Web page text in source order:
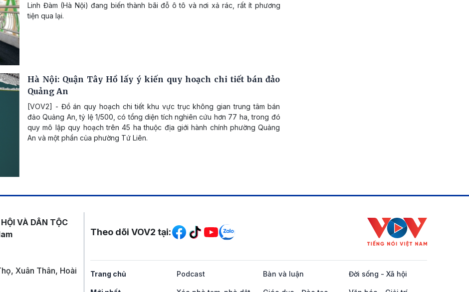
Linh Đàm (Hà Nội) đang biến thành bãi đỗ ô tô và nơi xả rác, rất ít phương
tiện qua lại.
Hà Nội: Quận Tây Hồ lấy ý kiến quy hoạch chi tiết bán đảo
Quảng An
[VOV2] - Đồ án quy hoạch chi tiết khu vực trục không gian trung tâm bán
đảo Quảng An, tỷ lệ 1/500, có tổng diện tích nghiên cứu hơn 77 ha, trong đó
quy mô lập quy hoạch trên 45 ha thuộc địa giới hành chính phường Quảng
An và một phần của phường Tứ Liên.
VÀ DÂN TỘC
Xuân Thân, Hoài
Mạng xã hội
Theo dõi VOV2 tại:
Trang chủ Podcast Bàn và luận Đời sống - Xã hội